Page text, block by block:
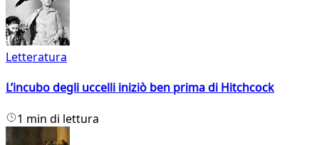
Letteratura
L’incubo degli uccelli iniziò ben prima di Hitchcock
1 min di lettura